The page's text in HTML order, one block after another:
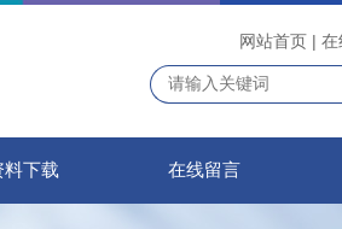
网站首页 | 在
料下载 在线留言